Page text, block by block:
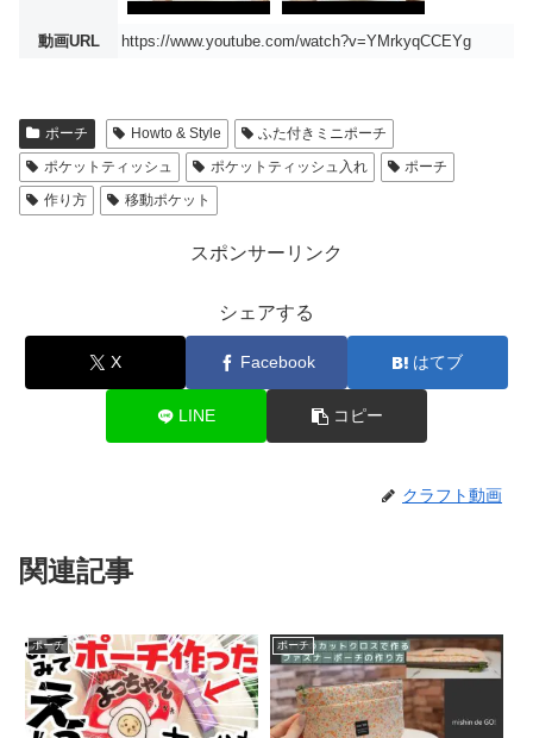
動画URL https://www.youtube.com/watch?v=YMrkyqCCEYg
ポーチ Howto & Style
ふた付きミニポーチ
ポケットティッシュ
ポケットティッシュ入れ
ポーチ
作り方
移動ポケット
スポンサーリンク
シェアする
X Facebook はてブ
LINE コピー
クラフト動画
関連記事
ポーチ ポーチ